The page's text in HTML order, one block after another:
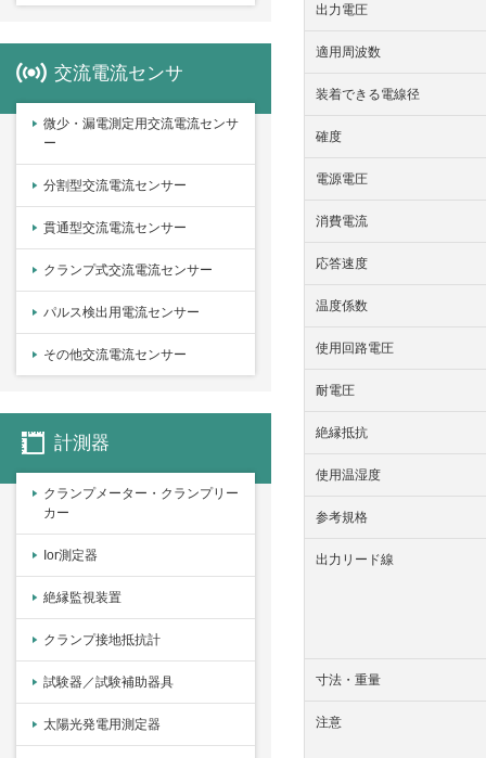
交流電流センサ
微少・漏電測定用交流電流センサ
ー
分割型交流電流センサー
貫通型交流電流センサー
クランプ式交流電流センサー
パルス検出用電流センサー
その他交流電流センサー
計測器
クランプメーター・クランプリー
カー
Ior測定器
絶縁監視装置
クランプ接地抵抗計
試験器／試験補助器具
太陽光発電用測定器
出力電圧
適用周波数
装着できる電線径
確度
電源電圧
消費電流
応答速度
温度係数
使用回路電圧
耐電圧
絶縁抵抗
使用温湿度
参考規格
出力リード線
寸法・重量
注意